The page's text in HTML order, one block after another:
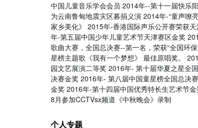
中国儿童音乐学会会员 2014年--第十一届快乐
为云南鲁甸地震灾区募捐义演 2014年-“童声嘹
家乡美化》 2015年-香港国际声乐公开赛荣获
年-第五届中国少年儿童艺术节天津赛区金奖
歌曲大赛，全国总决赛--第一名，荣获“全国环
星榜主题歌《我有一个梦想》 最佳原唱奖。
园文艺展演二等奖 2016年- 第十届华夏之星全
决赛金奖 2016年- 第八届中国童星榜全国总决
金奖 2016年-第十四届中国优秀特长生艺术节
8月参加CCTVsx频道《中秋晚会》录制
个人专题